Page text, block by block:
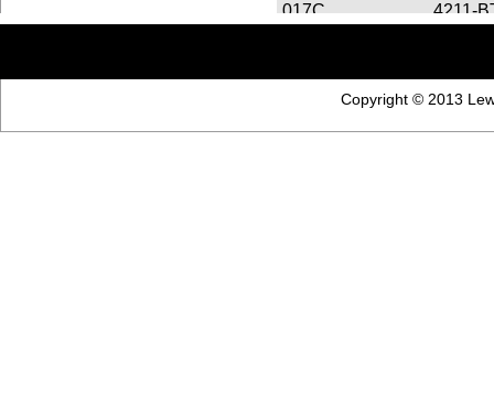
017C
4211-
4214-
017C
4215-
Copyright © 2013